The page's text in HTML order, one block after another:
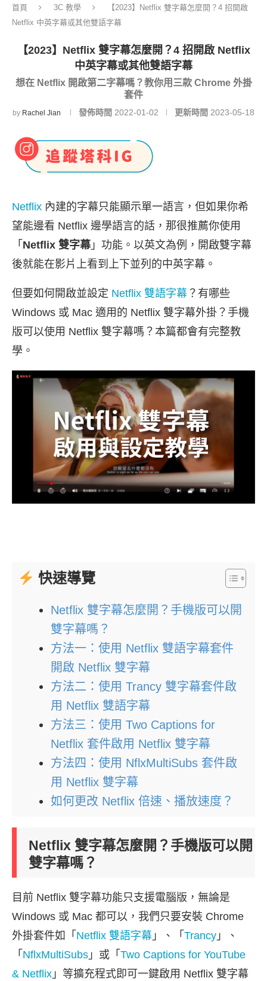
首頁 3C 教學
【2023】Netflix 雙字幕怎麼開？4 招開啟
Netflix 中英字幕或其他雙語字幕
【2023】Netflix 雙字幕怎麼開？4 招開啟 Netflix
中英字幕或其他雙語字幕
想在 Netflix 開啟第二字幕嗎？教你用三款 Chrome 外掛
套件
by Rachel Jian 發佈時間 2022-01-02 更新時間 2023-05-18
Netflix 內建的字幕只能顯示單一語言，但如果你希
望能邊看 Netflix 邊學語言的話，那很推薦你使用
「 Netflix 雙字幕」功能。以英文為例，開啟雙字幕
後就能在影片上看到上下並列的中英字幕。
但要如何開啟並設定 Netflix 雙語字幕 ？有哪些
Windows 或 Mac 適用的 Netflix 雙字幕外掛？手機
版可以使用 Netflix 雙字幕嗎？本篇都會有完整教
學。
快速導覽
Netflix 雙字幕怎麼開？手機版可以開
雙字幕嗎？
方法一：使用 Netflix 雙語字幕套件
開啟 Netflix 雙字幕
方法二：使用 Trancy 雙字幕套件啟
用 Netflix 雙語字幕
方法三：使用 Two Captions for
Netflix 套件啟用 Netflix 雙字幕
方法四：使用 NflxMultiSubs 套件啟
用 Netflix 雙字幕
如何更改 Netflix 倍速、播放速度？
Netflix 雙字幕怎麼開？手機版可以開
雙字幕嗎？
目前 Netflix 雙字幕功能只支援電腦版，無論是
Windows 或 Mac 都可以，我們只要安裝 Chrome
外掛套件如「 Netflix 雙語字幕 」、「 Trancy 」、
「 NflxMultiSubs 」或「 Two Captions for YouTube
& Netflix 」等擴充程式即可一鍵啟用 Netflix 雙字幕